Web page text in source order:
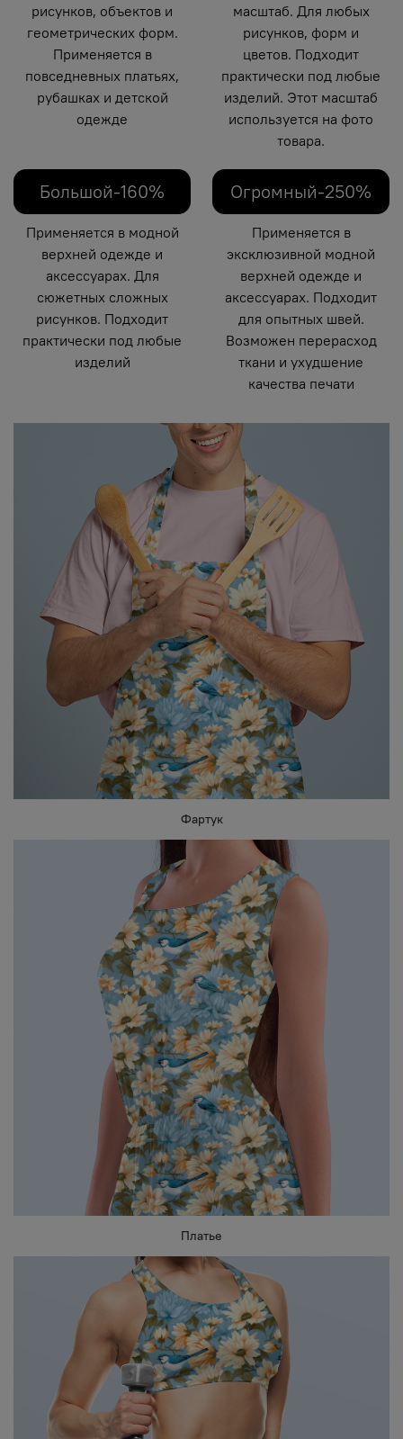
рисунков, объектов и
геометрических форм.
Применяется в
повседневных платьях,
рубашках и детской
одежде
масштаб. Для любых
рисунков, форм и
цветов. Подходит
практически под любые
изделий. Этот масштаб
используется на фото
товара.
Большой-160%
Применяется в модной
верхней одежде и
аксессуарах. Для
сюжетных сложных
рисунков. Подходит
практически под любые
изделий
Огромный-250%
Применяется в
эксклюзивной модной
верхней одежде и
аксессуарах. Подходит
для опытных швей.
Возможен перерасход
ткани и ухудшение
качества печати
Фартук
Платье